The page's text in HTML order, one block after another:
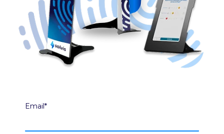
Email*